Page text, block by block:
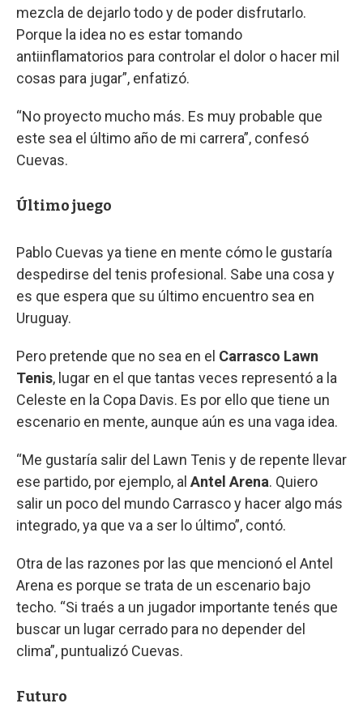
mezcla de dejarlo todo y de poder disfrutarlo.
Porque la idea no es estar tomando
antiinflamatorios para controlar el dolor o hacer mil
cosas para jugar”, enfatizó.
“No proyecto mucho más. Es muy probable que
este sea el último año de mi carrera”, confesó
Cuevas.
Último juego
Pablo Cuevas ya tiene en mente cómo le gustaría
despedirse del tenis profesional. Sabe una cosa y
es que espera que su último encuentro sea en
Uruguay.
Pero pretende que no sea en el Carrasco Lawn
Tenis, lugar en el que tantas veces representó a la
Celeste en la Copa Davis. Es por ello que tiene un
escenario en mente, aunque aún es una vaga idea.
“Me gustaría salir del Lawn Tenis y de repente llevar
ese partido, por ejemplo, al Antel Arena. Quiero
salir un poco del mundo Carrasco y hacer algo más
integrado, ya que va a ser lo último”, contó.
Otra de las razones por las que mencionó el Antel
Arena es porque se trata de un escenario bajo
techo. “Si traés a un jugador importante tenés que
buscar un lugar cerrado para no depender del
clima”, puntualizó Cuevas.
Futuro